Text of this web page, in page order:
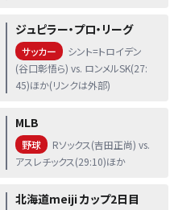
ジュピラー・プロ・リーグ
サッカー
シント=トロイデン
(谷口彰悟ら) vs. ロンメルSK(27:
45)ほか(リンクは外部)
MLB
野球
Rソックス(吉田正尚) vs.
アスレチックス(29:10)ほか
北海道meiji カップ2日目